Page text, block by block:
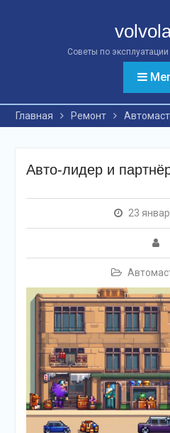
Советы по
Главная Ремонт
Авто-лидер и
23